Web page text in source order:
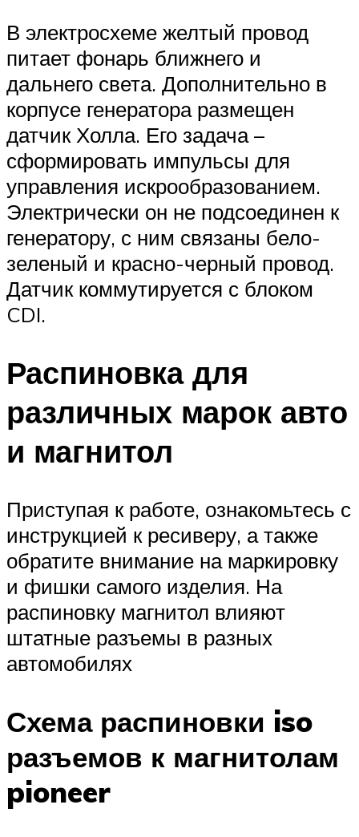
В электросхеме желтый провод
питает фонарь ближнего и
дальнего света. Дополнительно в
корпусе генератора размещен
датчик Холла. Его задача –
сформировать импульсы для
управления искрообразованием.
Электрически он не подсоединен к
генератору, с ним связаны бело-
зеленый и красно-черный провод.
Датчик коммутируется с блоком
CDI.
Распиновка для
различных марок авто
и магнитол
Приступая к работе, ознакомьтесь с
инструкцией к ресиверу, а также
обратите внимание на маркировку
и фишки самого изделия. На
распиновку магнитол влияют
штатные разъемы в разных
автомобилях
Схема распиновки iso
разъемов к магнитолам
pioneer